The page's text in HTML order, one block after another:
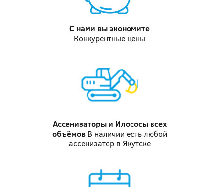
С нами выэкономите
Конкурентные цены
Ассенизаторы и Илососывсех
объёмов В наличии есть любой
ассенизатор в Якутске